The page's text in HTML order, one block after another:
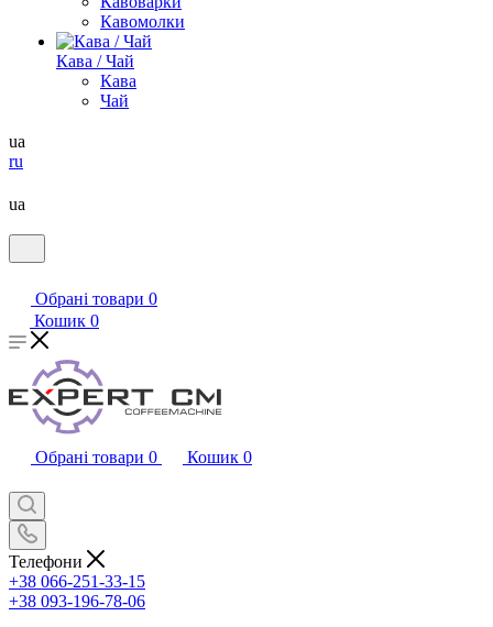
Кавомолки
Кава / Чай
Кава
Чай
ua
ru
ua
Обрані товари 0
Кошик 0
Обрані товари 0 Кошик 0
Телефони
+38 066-251-33-15
+38 093-196-78-06